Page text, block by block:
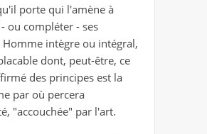
porte qui l'amène à
ou compléter - ses
intègre ou intégral,
dont, peut-être, ce
des principes est la
par où percera
"accouchée" par l'art.